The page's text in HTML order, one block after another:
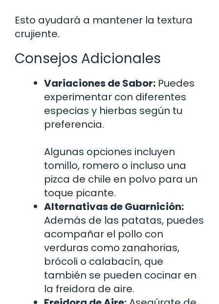
Esto ayudará a mantener la textura
crujiente.
Consejos Adicionales
Variaciones de Sabor: Puedes
experimentar con diferentes
especias y hierbas según tu
preferencia.
Algunas opciones incluyen
tomillo, romero o incluso una
pizca de chile en polvo para un
toque picante.
Alternativas de Guarnición:
Además de las patatas, puedes
acompañar el pollo con
verduras como zanahorias,
brócoli o calabacín, que
también se pueden cocinar en
la freidora de aire.